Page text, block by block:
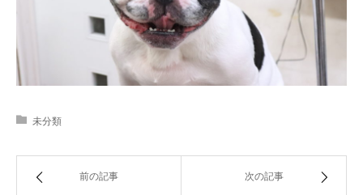
未分類
前の記事 次の記事